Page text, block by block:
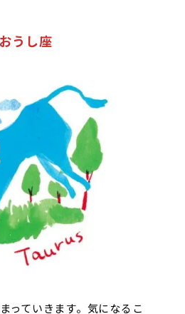
おうし座
っていきます。気になるこ